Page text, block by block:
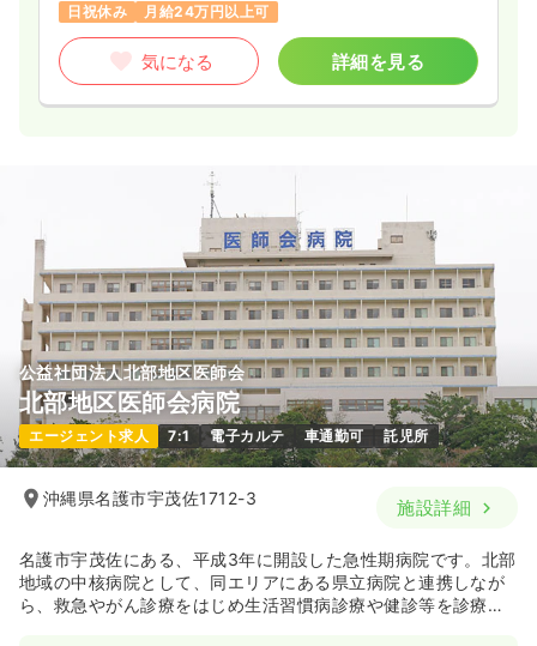
日祝休み
月給24万円以上可
気になる 詳細を見る
公益社団法人北部地区医師会
北部地区医師会病院
エージェント求人 7:1 電子カルテ 車通勤可 託児所
沖縄県名護市宇茂佐1712-3 施設詳細
名護市宇茂佐にある、平成3年に開設した急性期病院です。北部
地域の中核病院として、同エリアにある県立病院と連携しなが
ら、救急やがん診療をはじめ生活習慣病診療や健診等を診療の